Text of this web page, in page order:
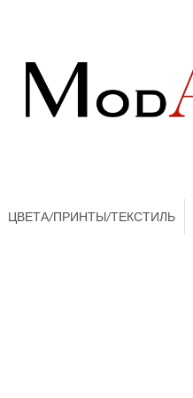
ЦВЕТА/ПРИНТЫ/ТЕКСТИЛЬ